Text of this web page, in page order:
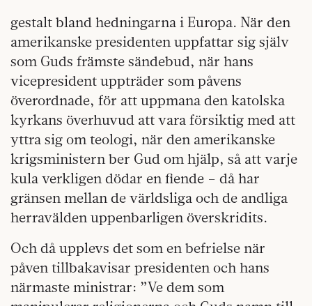
gestalt bland hedningarna i Europa. När den
amerikanske presidenten uppfattar sig själv
som Guds främste sändebud, när hans
vicepresident uppträder som påvens
överordnade, för att uppmana den katolska
kyrkans överhuvud att vara försiktig med att
yttra sig om teologi, när den amerikanske
krigsministern ber Gud om hjälp, så att varje
kula verkligen dödar en fiende – då har
gränsen mellan de världsliga och de andliga
herravälden uppenbarligen överskridits.
Och då upplevs det som en befrielse när
påven tillbakavisar presidenten och hans
närmaste ministrar: ”Ve dem som